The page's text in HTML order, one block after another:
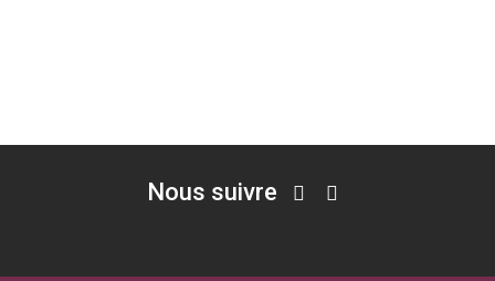
Nous suivre